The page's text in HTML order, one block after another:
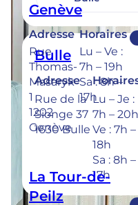
Genève
Adresse
Rue
Thomas-
Masaryk
1
1202
Genève
Horaires
Lu – Ve :
7h – 19h
Sa : 8h –
17h
La Tour-de-
Peilz
Bulle
Adresse
Rue de la
Sionge 37
1630 Bulle
Lu – Je :
7h – 20h
Ve : 7h –
18h
Sa : 8h –
17h